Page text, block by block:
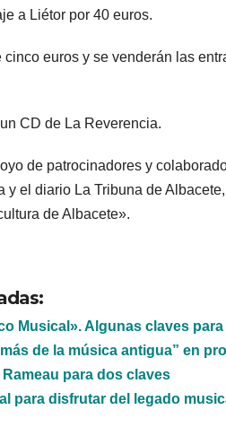
a Liétor por 40 euros.
euros y se venderán las
CD de La Reverencia.
de patrocinadores y
y el diario La Tribuna de
de Albacete».
Musical». Algunas claves
de la música antigua” en
para dos claves
para disfrutar del legado